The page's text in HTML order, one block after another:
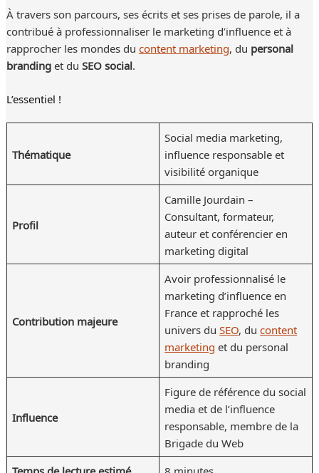
À travers son parcours, ses écrits et ses prises de parole, il a
contribué à professionnaliser le marketing d’influence et à
rapprocher les mondes ducontent marketing, du personal
brandinget duSEO social.
L’essentiel !
Thématique
Social media marketing,
influence responsable et
visibilité organique
Profil
Camille Jourdain –
Consultant, formateur,
auteur et conférencier en
marketing digital
Contribution majeure
Avoir professionnalisé le
marketing d’influence en
France et rapproché les
univers duSEO, ducontent
marketinget du personal
branding
Influence
Figure de référence du social
media et de l’influence
responsable, membre de la
Brigade du Web